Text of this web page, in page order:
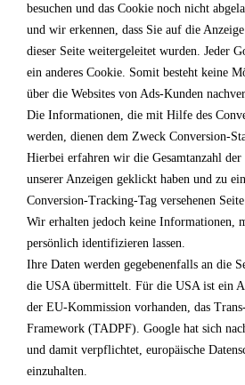
besuchen und das Cookie noch nicht
und wir erkennen, dass Sie auf die
dieser Seite weitergeleitet wurden. Jeder
ein anderes Cookie. Somit besteht keine
über die Websites von Ads-Kunden
Die Informationen, die mit Hilfe des
werden, dienen dem Zweck Conversion-
Hierbei erfahren wir die Gesamtanzahl
unserer Anzeigen geklickt haben und zu
Conversion-Tracking-Tag versehenen
Wir erhalten jedoch keine Informationen,
persönlich identifizieren lassen.
Ihre Daten werden gegebenenfalls an die
die USA übermittelt. Für die USA ist ein
der EU-Kommission vorhanden, das
Framework (TADPF). Google hat sich
und damit verpflichtet, europäische
einzuhalten.